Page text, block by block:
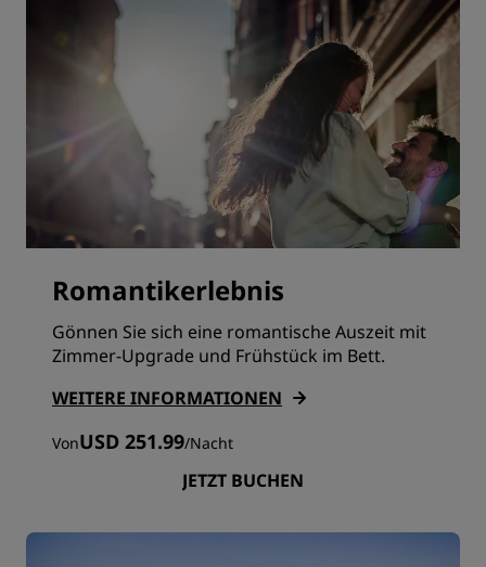
Romantikerlebnis
Gönnen Sie sich eine romantische Auszeit mit
Zimmer-Upgrade und Frühstück im Bett.
WEITERE INFORMATIONEN
VonUSD 251.99/Nacht
JETZT BUCHEN